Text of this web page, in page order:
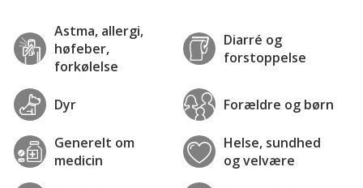
Astma, allergi,
høfeber,
forkølelse
Diarré og
forstoppelse
Dyr Forældre og børn
Generelt om
medicin
Helse, sundhed
og velvære